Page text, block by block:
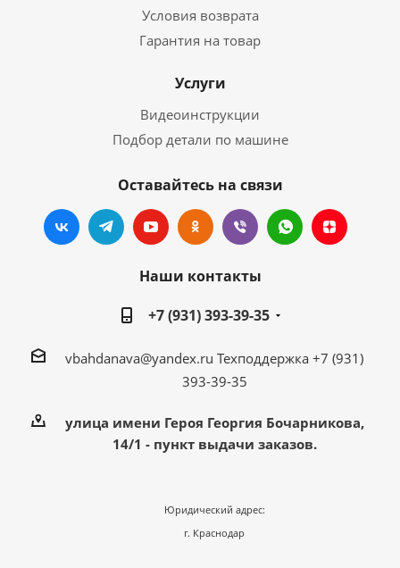
Условия возврата
Гарантия на товар
Услуги
Видеоинструкции
Подбор детали по машине
Оставайтесь на связи
Наши контакты
+7 (931) 393-39-35
vbahdanava@yandex.ru Техподдержка +7 (931)
393-39-35
улица имени Героя Георгия Бочарникова,
14/1 - пункт выдачи заказов.
Юридический адрес:
г. Краснодар